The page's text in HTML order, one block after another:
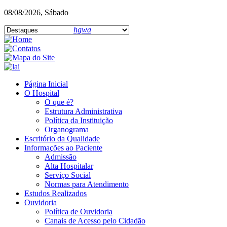
08/08/2026, Sábado
hgwa
Página Inicial
O Hospital
O que é?
Estrutura Administrativa
Política da Instituição
Organograma
Escritório da Qualidade
Informações ao Paciente
Admissão
Alta Hospitalar
Serviço Social
Normas para Atendimento
Estudos Realizados
Ouvidoria
Política de Ouvidoria
Canais de Acesso pelo Cidadão